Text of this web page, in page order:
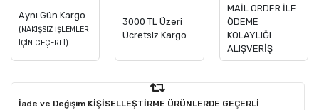
Aynı Gün Kargo
(NAKIŞSIZ İŞLEMLER
İÇİN GEÇERLİ)
3000 TL Üzeri
Ücretsiz Kargo
MAİL ORDER İLE
ÖDEME
KOLAYLIĞI
ALIŞVERİŞ
İade ve Değişim KİŞİSELLEŞTİRME ÜRÜNLERDE GEÇERLİ